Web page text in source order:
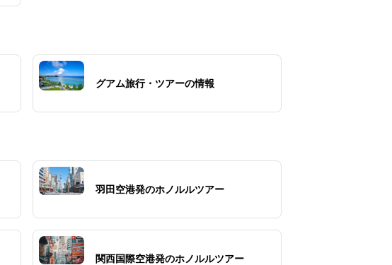
グアム旅行・ツアーの情報
羽田空港発のホノルルツアー
関西国際空港発のホノルルツアー